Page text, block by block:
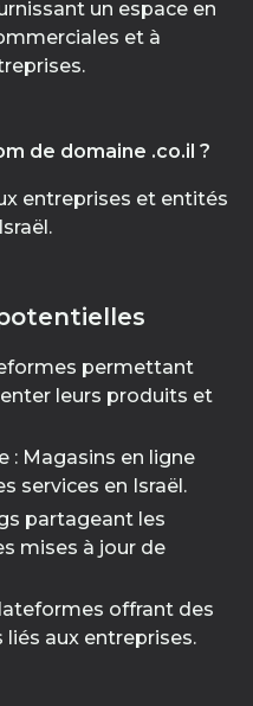
un espace en
et à
de domaine .co.il ?
entreprises et entités
permettant
leurs produits et
: Magasins en ligne
services en Israël.
partageant les
mises à jour de
offrant des
aux entreprises.